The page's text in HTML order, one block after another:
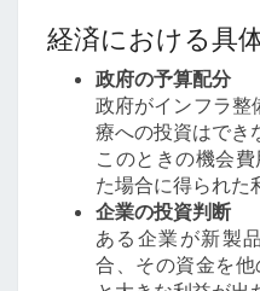
経済における具
政府の予算配分
政府がインフラ整
療への投資はでき
このときの機会
た場合に得られた
企業の投資判断
ある企業が新製
合、その資金を